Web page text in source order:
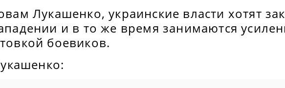
Лукашенко, украинские власти хотят
и в то же время занимаются
боевиков.